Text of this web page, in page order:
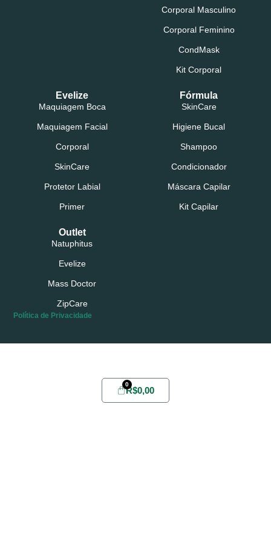
Corporal Masculino
Corporal Feminino
CondMask
Kit Corporal
Evelize
Maquiagem Boca
Maquiagem Facial
Corporal
SkinCare
Protetor Labial
Primer
Fórmula
SkinCare
Higiene Bucal
Shampoo
Condicionador
Máscara Capilar
Kit Capilar
Outlet
Natuphitus
Evelize
Mass Doctor
ZipCare
Política de Privacidade
R$0,00
0